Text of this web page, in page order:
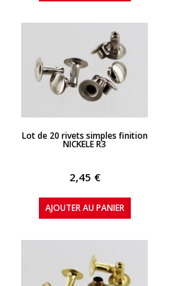
APERÇU RAPIDE
Lot de 20 rivets simples finition
NICKELE R3
2,45 €
AJOUTER AU PANIER